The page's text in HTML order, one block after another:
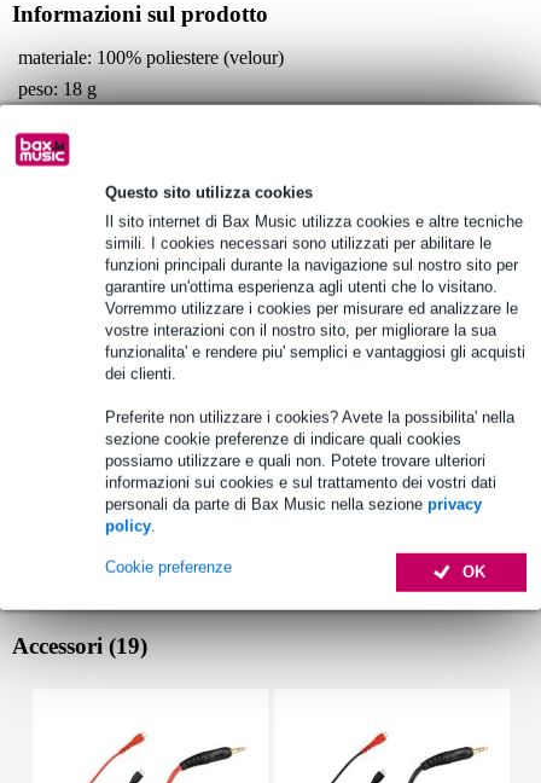
Questo sito utilizza cookies
Il sito internet di Bax Music utilizza cookies e altre tecniche
simili. I cookies necessari sono utilizzati per abilitare le
funzioni principali durante la navigazione sul nostro sito per
garantire un'ottima esperienza agli utenti che lo visitano.
Vorremmo utilizzare i cookies per misurare ed analizzare le
vostre interazioni con il nostro sito, per migliorare la sua
funzionalita' e rendere piu' semplici e vantaggiosi gli acquisti
dei clienti.
Preferite non utilizzare i cookies? Avete la possibilita' nella
sezione cookie preferenze di indicare quali cookies
possiamo utilizzare e quali non. Potete trovare ulteriori
informazioni sui cookies e sul trattamento dei vostri dati
personali da parte di Bax Music nella sezione privacy
policy.
OK
Cookie preferenze
Informazioni sul prodotto
materiale: 100% poliestere (velour)
peso: 18 g
Sennheiser HD25
Sennheiser HD25-13
Sennheiser HD25 SP
Specifiche complete
Vedi anche (7)
Accessori (19)